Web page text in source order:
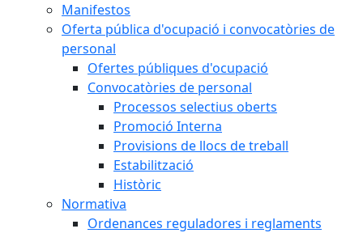
Manifestos
Oferta pública d'ocupació i convocatòries de
personal
Ofertes públiques d'ocupació
Convocatòries de personal
Processos selectius oberts
Promoció Interna
Provisions de llocs de treball
Estabilització
Històric
Normativa
Ordenances reguladores i reglaments